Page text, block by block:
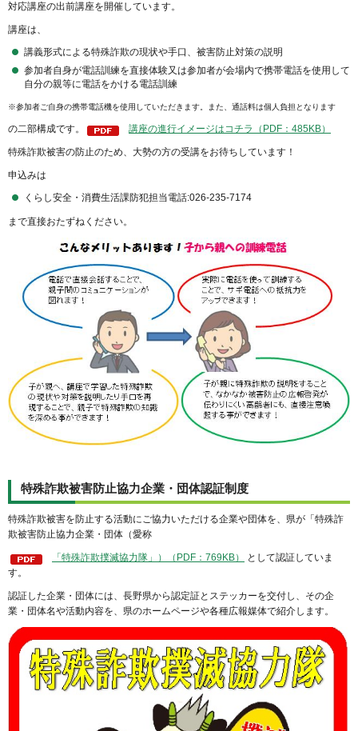
対応講座の出前講座を開催しています。
講座は、
講義形式による特殊詐欺の現状や手口、被害防止対策の説明
参加者自身が電話訓練を直接体験又は参加者が会場内で携帯電話を使用して
自分の親等に電話をかける電話訓練
※参加者ご自身の携帯電話機を使用していただきます。また、通話料は個人負担となります
の二部構成です。 講座の進行イメージはコチラ（PDF：485KB）
特殊詐欺被害の防止のため、大勢の方の受講をお待ちしています！
申込みは
くらし安全・消費生活課防犯担当電話:026-235-7174
まで直接おたずねください。
特殊詐欺被害防止協力企業・団体認証制度
特殊詐欺被害を防止する活動にご協力いただける企業や団体を、県が「特殊詐
欺被害防止協力企業・団体（愛称
「特殊詐欺撲滅協力隊」）（PDF：769KB）
として認証していま
す。
認証した企業・団体には、長野県から認定証とステッカーを交付し、その企
業・団体名や活動内容を、県のホームページや各種広報媒体で紹介します。